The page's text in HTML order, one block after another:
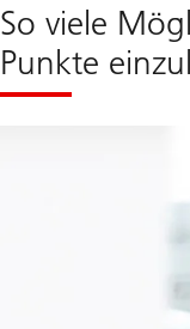
So viele
Punkte